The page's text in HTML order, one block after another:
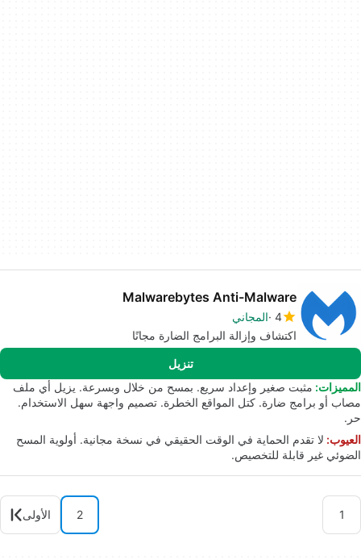
Malwarebytes Anti-Malware
4 المجاني
اكتشاف وإزالة البرامج الضارة مجانًا
تنزيل
المميزات: مثبت صغير وإعداد سريع. بمسح من خلال وبسرعة. يزيل أي ملف
مصاب أو برامج ضارة. كتل المواقع الخطرة. تصميم واجهة سهل الاستخدام.
حر.
العيوب: لا تقدم الحماية في الوقت الحقيقي في نسخة مجانية. أولوية المسح
الضوئي غير قابلة للتخصيص.
1
2 الأولى